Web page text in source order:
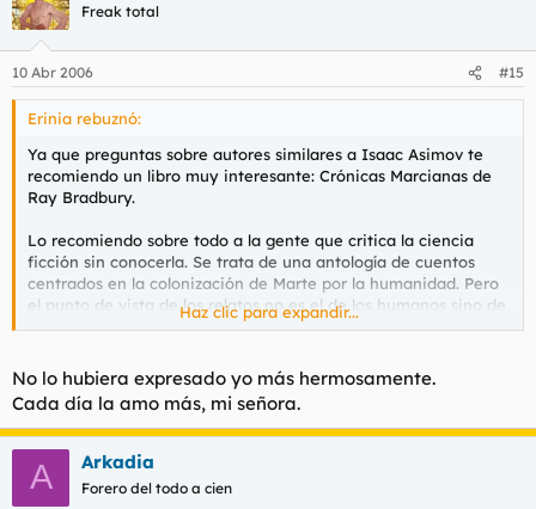
Freak total
10 Abr 2006 #15
Erinia rebuznó:
Ya que preguntas sobre autores similares a Isaac Asimov te
recomiendo un libro muy interesante: Crónicas Marcianas de
Ray Bradbury.
Lo recomiendo sobre todo a la gente que critica la ciencia
ficción sin conocerla. Se trata de una antología de cuentos
centrados en la colonización de Marte por la humanidad. Pero
el punto de vista de los relatos no es el de los humanos sino de
los marcianos. El Marte que se describe en la novela es
pesimista. Si tenéis la oportunidad de leerla, os aseguro que no
os defraudará. La situación que plantea el libro es extrapolable
a la de la vida misma. No es una obra hermética en absoluto.
Conocí la existencia de este libro cuando hace tres años tuve
que leerme un libro (malísimo, por cierto) por cuestiones de
estudio, que trataba, entre otros temas, sobre un personaje al
Haz clic para expandir...
No lo hubiera expresado yo más hermosamente.
Cada día la amo más, mi señora.
A Arkadia
Forero del todo a cien